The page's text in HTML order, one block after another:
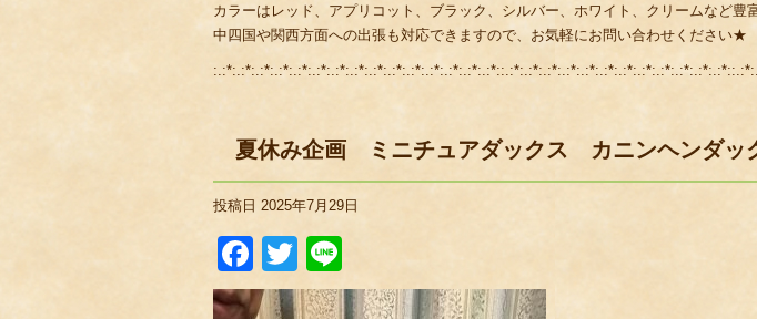
カラーはレッド、アプリコット、ブラック、シルバー、ホワイト、クリームなど豊
中四国や関西方面への出張も対応できますので、お気軽にお問い合わせください★
夏休み企画 ミニチュアダックス カニンヘンダ
投稿日 2025年7月29日
Facebook
Twitter